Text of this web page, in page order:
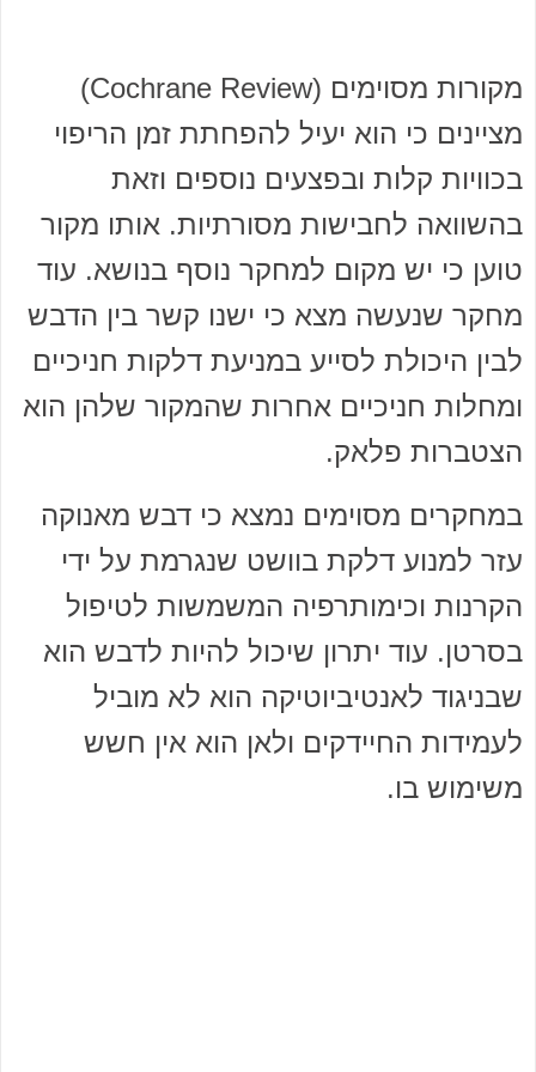
מקורות מסוימים (Cochrane Review)
מציינים כי הוא יעיל להפחתת זמן הריפוי
בכוויות קלות ובפצעים נוספים וזאת
בהשוואה לחבישות מסורתיות. אותו מקור
טוען כי יש מקום למחקר נוסף בנושא. עוד
מחקר שנעשה מצא כי ישנו קשר בין הדבש
לבין היכולת לסייע במניעת דלקות חניכיים
ומחלות חניכיים אחרות שהמקור שלהן הוא
הצטברות פלאק.
במחקרים מסוימים נמצא כי דבש מאנוקה
עזר למנוע דלקת בוושט שנגרמת על ידי
הקרנות וכימותרפיה המשמשות לטיפול
בסרטן. עוד יתרון שיכול להיות לדבש הוא
שבניגוד לאנטיביוטיקה הוא לא מוביל
לעמידות החיידקים ולאן הוא אין חשש
משימוש בו.